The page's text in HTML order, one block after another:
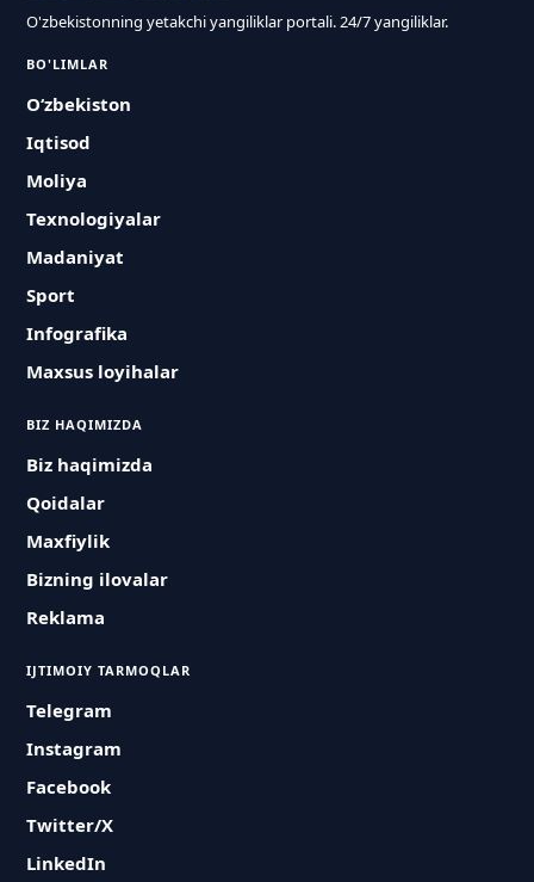
O'zbekistonning yetakchi yangiliklar portali. 24/7 yangiliklar.
BO'LIMLAR
O‘zbekiston
Iqtisod
Moliya
Texnologiyalar
Madaniyat
Sport
Infografika
Maxsus loyihalar
BIZ HAQIMIZDA
Biz haqimizda
Qoidalar
Maxfiylik
Bizning ilovalar
Reklama
IJTIMOIY TARMOQLAR
Telegram
Instagram
Facebook
Twitter/X
LinkedIn